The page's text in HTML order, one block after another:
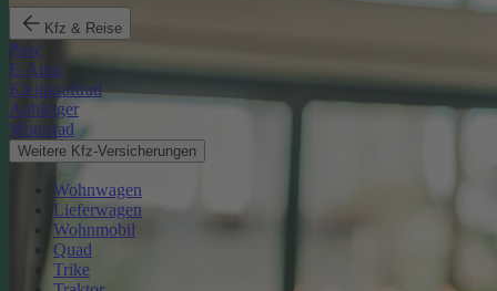
Kfz & Reise
Pkw
E-Auto
Kleinkraftrad
Anhänger
Motorrad
Weitere Kfz-Versicherungen
Wohnwagen
Lieferwagen
Wohnmobil
Quad
Trike